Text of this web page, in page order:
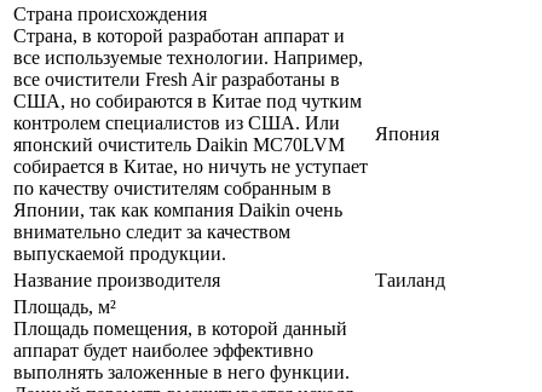
Страна происхождения
Страна, в которой разработан аппарат и
все используемые технологии. Например,
все очистители Fresh Air разработаны в
США, но собираются в Китае под чутким
контролем специалистов из США. Или
японский очиститель Daikin MC70LVM
собирается в Китае, но ничуть не уступает
по качеству очистителям собранным в
Японии, так как компания Daikin очень
внимательно следит за качеством
выпускаемой продукции.
Япония
Название производителя
Таиланд
Площадь, м²
Площадь помещения, в которой данный
аппарат будет наиболее эффективно
выполнять заложенные в него функции.